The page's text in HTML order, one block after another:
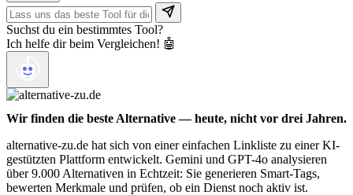
Suchst du ein bestimmtes Tool?
Ich helfe dir beim Vergleichen! 🤖
Wir finden die beste Alternative — heute, nicht vor drei Jahren.
alternative-zu.de hat sich von einer einfachen Linkliste zu einer KI-
gestützten Plattform entwickelt. Gemini und GPT-4o analysieren
über 9.000 Alternativen in Echtzeit: Sie generieren Smart-Tags,
bewerten Merkmale und prüfen, ob ein Dienst noch aktiv ist.